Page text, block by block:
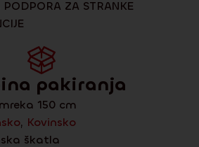
PODPORA ZA STRANKE
pakiranja
150 cm
, Kovinsko
škatla